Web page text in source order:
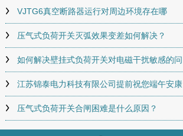
VJTG6真空断路器运行对周边环境存在哪
压气式负荷开关灭弧效果变差如何解决？
如何解决壁挂式负荷开关对电磁干扰敏感的问
江苏锦泰电力科技有限公司提前祝您端午安康
压气式负荷开关合闸困难是什么原因？